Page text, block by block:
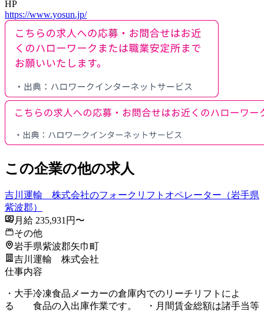
HP
https://www.yosun.jp/
この企業の他の求人
吉川運輸 株式会社のフォークリフトオペレーター（岩手県
紫波郡）
月給 235,931円〜
その他
岩手県紫波郡矢巾町
吉川運輸 株式会社
仕事内容
・大手冷凍食品メーカーの倉庫内でのリーチリフトによ
る 食品の入出庫作業です。 ・月間賃金総額は諸手当等